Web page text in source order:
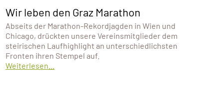
Wir leben den Graz Marathon
Abseits der Marathon-Rekordjagden in Wien und
Chicago, drückten unsere Vereinsmitglieder dem
steirischen Laufhighlight an unterschiedlichsten
Fronten ihren Stempel auf.
Weiterlesen...